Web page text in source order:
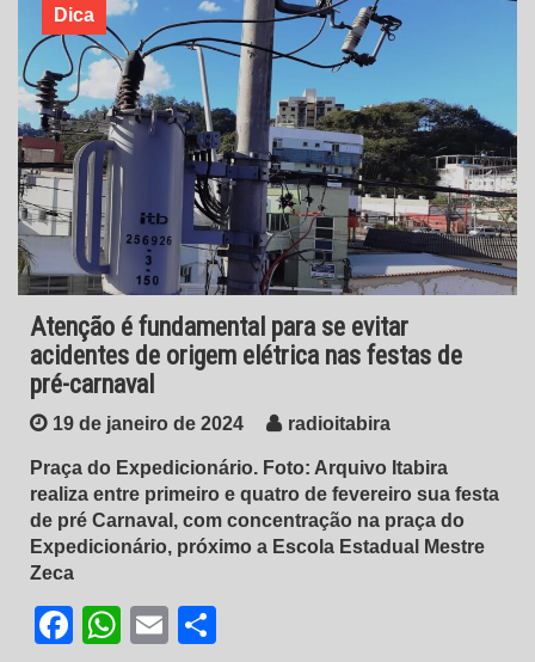
Dica
Atenção é fundamental para se evitar
acidentes de origem elétrica nas festas de
pré-carnaval
19 de janeiro de 2024 radioitabira
Praça do Expedicionário. Foto: Arquivo Itabira
realiza entre primeiro e quatro de fevereiro sua festa
de pré Carnaval, com concentração na praça do
Expedicionário, próximo a Escola Estadual Mestre
Zeca
Facebook
WhatsApp
Email